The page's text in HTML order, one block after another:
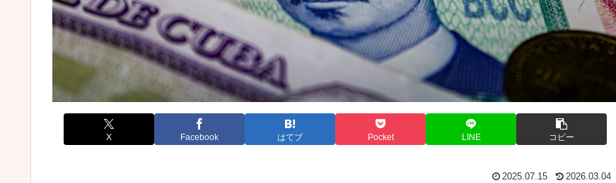
X Facebook はてブ Pocket LINE コピー
2025.07.15 2026.03.04